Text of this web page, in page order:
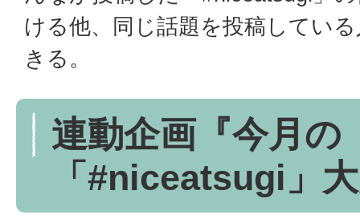
ける他、同じ話題を投稿してい
きる。
連動企画『今月の
「#niceatsugi」